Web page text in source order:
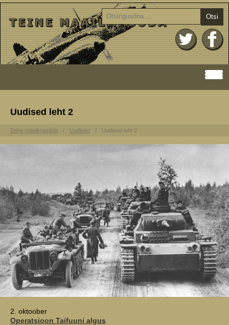
Otsi
Uudised leht 2
Teine maailmasõda Uudised Uudised leht 2
2. oktoober
Operatsioon Taifuuni algus